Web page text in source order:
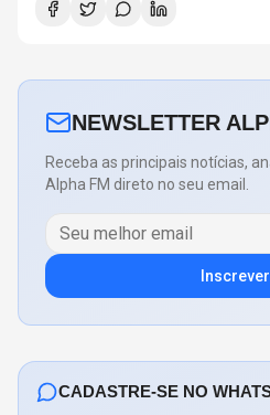
NEWSLETTER
Receba as principais notícias,
Alpha FM direto no seu email.
CADASTRE-SE NO